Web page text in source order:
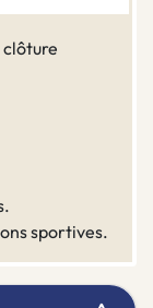
sportives.